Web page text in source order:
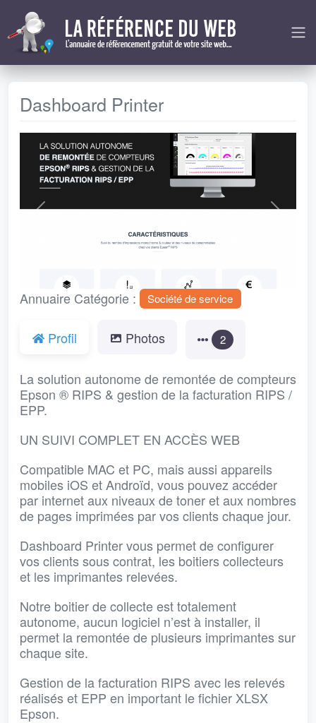
Dashboard Printer
Annuaire Catégorie : Société de service
Profil Photos 2
La solution autonome de remontée de compteurs
Epson ® RIPS & gestion de la facturation RIPS /
EPP.
UN SUIVI COMPLET EN ACCÈS WEB
Compatible MAC et PC, mais aussi appareils
mobiles iOS et Androïd, vous pouvez accéder
par internet aux niveaux de toner et aux nombres
de pages imprimées par vos clients chaque jour.
Dashboard Printer vous permet de configurer
vos clients sous contrat, les boitiers collecteurs
et les imprimantes relevées.
Notre boitier de collecte est totalement
autonome, aucun logiciel n’est à installer, il
permet la remontée de plusieurs imprimantes sur
chaque site.
Gestion de la facturation RIPS avec les relevés
réalisés et EPP en important le fichier XLSX
Epson.